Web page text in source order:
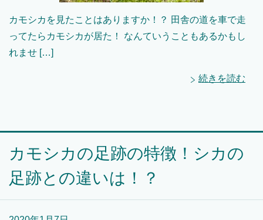
カモシカを見たことはありますか！？ 田舎の道を車で走
ってたらカモシカが居た！ なんていうこともあるかもし
れませ […]
続きを読む
カモシカの足跡の特徴！シカの
足跡との違いは！？